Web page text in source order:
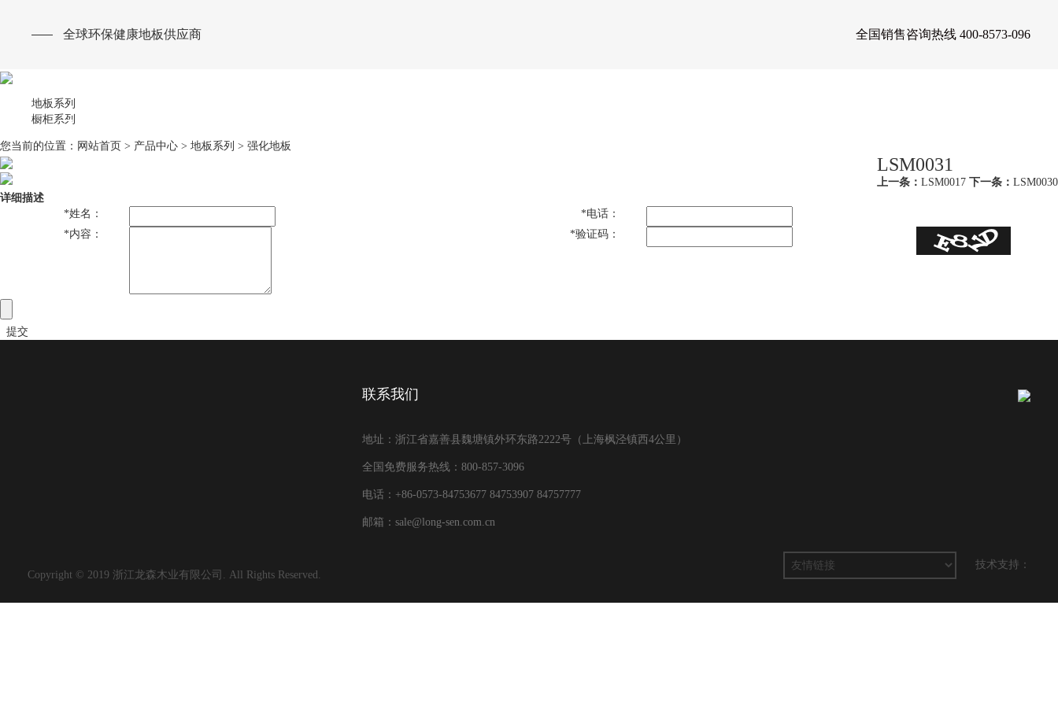
全球环保健康地板供应商 全国销售咨询热线 400-8573-096
产品中心
地板系列
橱柜系列
您当前的位置： 网站首页 > 产品中心 > 地板系列 > 强化地板
LSM0031
上一条： LSM0017 下一条： LSM0030
详细描述
*姓名： *电话：
*内容： *验证码：
提交
联系我们
地址：浙江省嘉善县魏塘镇外环东路2222号（上海枫泾镇西4公里）
全国免费服务热线：800-857-3096
电话：+86-0573-84753677 84753907 84757777
邮箱：sale@long-sen.com.cn
Copyright © 2019 浙江龙森木业有限公司. All Rights Reserved.
技术支持：